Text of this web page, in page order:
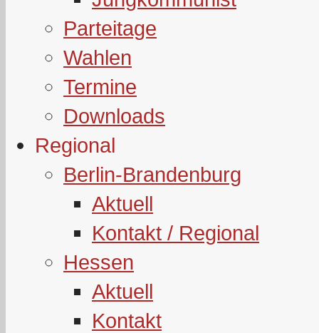
Parteitage
Wahlen
Termine
Downloads
Regional
Berlin-Brandenburg
Aktuell
Kontakt / Regional
Hessen
Aktuell
Kontakt